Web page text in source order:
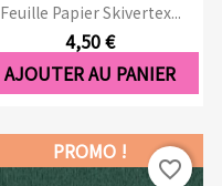
Feuille Papier Skivertex...
4,50 €
AJOUTER AU PANIER
PROMO !
favorite_border